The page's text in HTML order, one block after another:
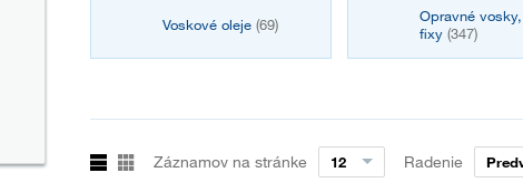
Voskové oleje (69)
Opravné
fixy (347)
Záznamov na stránke 12 Radenie